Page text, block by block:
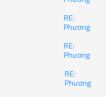
RE:
Phương
RE:
Phương
RE:
Phương